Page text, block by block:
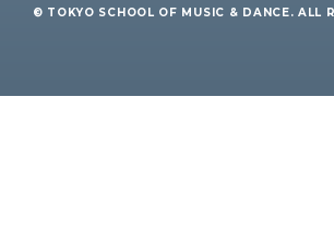
© TOKYO SCHOOL OF MUSIC & DANCE. ALL